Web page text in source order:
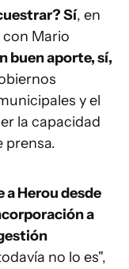
Sí, en
Mario
buen aporte, sí,
y el
la capacidad
prensa.
a Herou desde
a
no lo es",